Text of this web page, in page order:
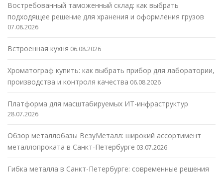
Востребованный таможенный склад: как выбрать
подходящее решение для хранения и оформления грузов
07.08.2026
Встроенная кухня 06.08.2026
Хроматограф купить: как выбрать прибор для лаборатории,
производства и контроля качества 06.08.2026
Платформа для масштабируемых ИТ-инфраструктур
28.07.2026
Обзор металлобазы ВезуМеталл: широкий ассортимент
металлопроката в Санкт-Петербурге 03.07.2026
Гибка металла в Санкт-Петербурге: современные решения